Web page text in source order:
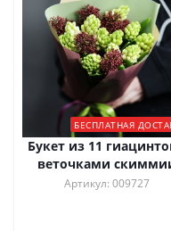
БЕСПЛАТНАЯ
Букет из 11
веточками
Артикул: 009727